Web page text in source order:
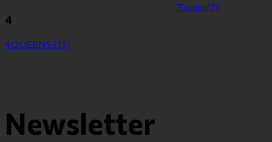
Τrunki (7)
4
4QUEENS (13)
Newsletter